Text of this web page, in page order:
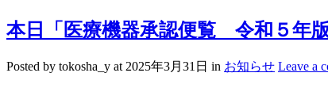
本日「医療機器承認便覧 令和５年
Posted by tokosha_y at 2025年3月31日 in お知らせ Leave a